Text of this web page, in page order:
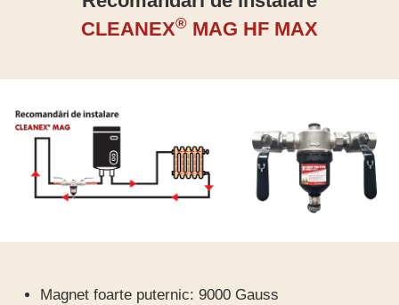
CLEANEX® MAG HF MAX
Magnet foarte puternic: 9000 Gauss